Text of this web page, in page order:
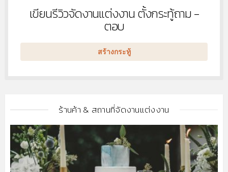
หัวข้อ
ใหม่เขียนรีวิวจัดงานแต่งงาน ตั้งกระทู้ถาม -
ตอบ
สร้างกระทู้
ร้านค้า & สถานที่จัดงานแต่งงาน